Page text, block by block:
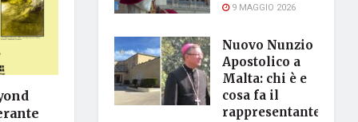
9 MAGGIO 2026
Nuovo Nunzio
Apostolico a
Malta: chi è e
cosa fa il
rappresentante